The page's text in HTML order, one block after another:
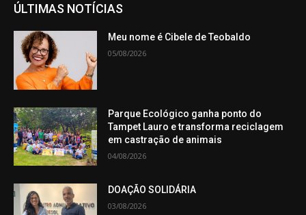
ÚLTIMAS NOTÍCIAS
Meu nome é Cibele de Teobaldo
05/08/2026
Parque Ecológico ganha ponto do
Tampet Lauro e transforma reciclagem
em castração de animais
04/08/2026
DOAÇÃO SOLIDÁRIA
03/08/2026